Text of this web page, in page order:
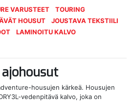
VARUSTEET
TOURING
HOUSUT
JOUSTAVA TEKSTIILI
LAMINOITU KALVO
ajohousut
housujen kärkeä. Housujen
vedenpitävä kalvo, joka on